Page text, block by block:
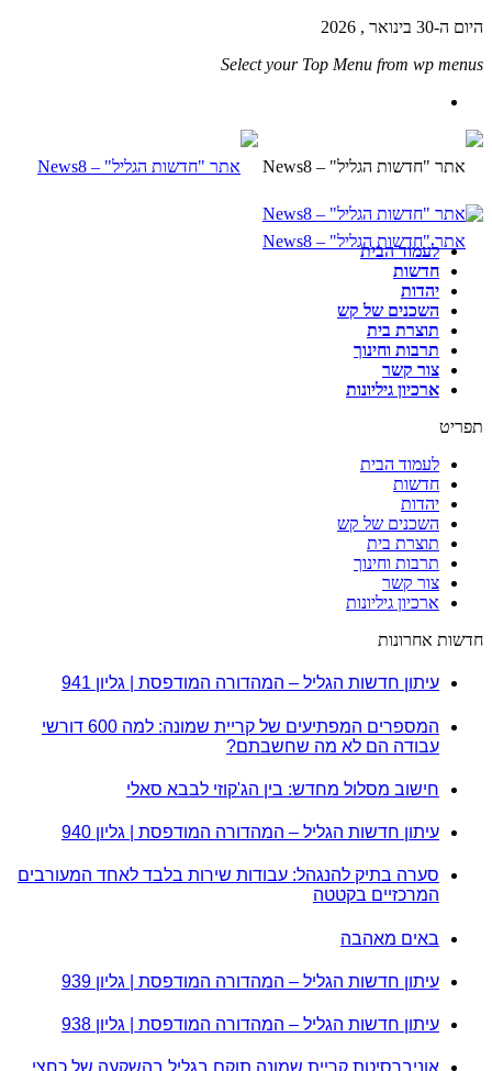
היום ה-30 בינואר , 2026
Select your Top Menu from wp menus
לעמוד הבית
חדשות
יהדות
השכנים של קש
תוצרת בית
תרבות וחינוך
צור קשר
ארכיון גיליונות
תפריט
לעמוד הבית
חדשות
יהדות
השכנים של קש
תוצרת בית
תרבות וחינוך
צור קשר
ארכיון גיליונות
חדשות אחרונות
עיתון חדשות הגליל – המהדורה המודפסת | גליון 941
המספרים המפתיעים של קריית שמונה: למה 600 דורשי
עבודה הם לא מה שחשבתם?
חישוב מסלול מחדש: בין הג'קוזי לבבא סאלי
עיתון חדשות הגליל – המהדורה המודפסת | גליון 940
סערה בתיק להנגהל: עבודות שירות בלבד לאחד המעורבים
המרכזיים בקטטה
באים מאהבה
עיתון חדשות הגליל – המהדורה המודפסת | גליון 939
עיתון חדשות הגליל – המהדורה המודפסת | גליון 938